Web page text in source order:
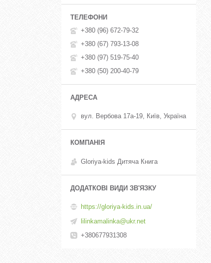
+380 (96) 672-79-32
+380 (67) 793-13-08
+380 (97) 519-75-40
+380 (50) 200-40-79
вул. Вербова 17а-19, Київ, Україна
Gloriya-kids Дитяча Книга
https://gloriya-kids.in.ua/
lilinkamalinka@ukr.net
+380677931308